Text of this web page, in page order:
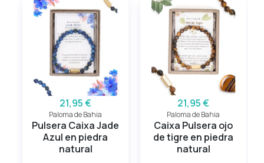
21,95 €
Paloma de Bahia
Pulsera Caixa Jade
Azul en piedra
natural
21,95 €
Paloma de Bahia
Caixa Pulsera ojo
de tigre en piedra
natural